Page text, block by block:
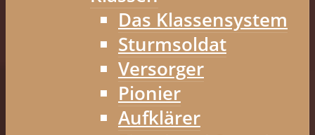
Das Klassensystem
Sturmsoldat
Versorger
Pionier
Aufklärer